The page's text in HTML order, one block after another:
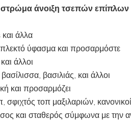
στρώμα άνοιξη τσεπών
άλλα
ύφασμα και προσαρμόστε
άλλοι
βασιλιάς, και άλλοι
και προσαρμόζει
τοπ μαξιλαριών, κανονικοί
και σταθερός σύμφωνα με την